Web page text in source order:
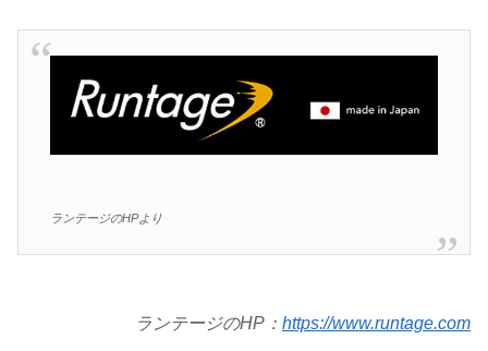
ランテージのHPより
ランテージのHP： https://www.runtage.com